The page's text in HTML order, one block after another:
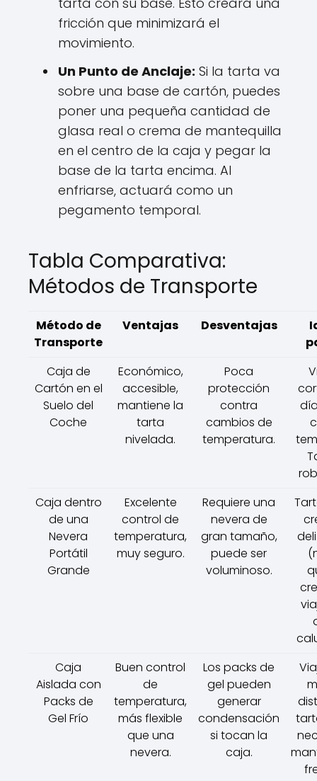
fricción que minimizará el
movimiento.
Un Punto de Anclaje: Si la tarta va
sobre una base de cartón, puedes
poner una pequeña cantidad de
glasa real o crema de mantequilla
en el centro de la caja y pegar la
base de la tarta encima. Al
enfriarse, actuará como un
pegamento temporal.
Tabla Comparativa:
Métodos de Transporte
Método de
Transporte
Ventajas Desventajas
Caja de
Cartón en el
Suelo del
Coche
Económico,
accesible,
mantiene la
tarta
nivelada.
Poca
protección
contra
cambios de
temperatura.
Caja dentro
de una
Nevera
Portátil
Grande
Excelente
control de
temperatura,
muy seguro.
Requiere una
nevera de
gran tamaño,
puede ser
voluminoso.
Caja
Aislada con
Packs de
Gel Frío
Buen control
de
temperatura,
más flexible
que una
nevera.
Los packs de
gel pueden
generar
condensación
si tocan la
caja.